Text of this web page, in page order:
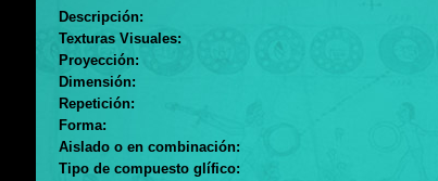
Descripción:
Texturas Visuales:
Proyección:
Dimensión:
Repetición:
Forma:
Aislado o en combinación:
Tipo de compuesto glífico: